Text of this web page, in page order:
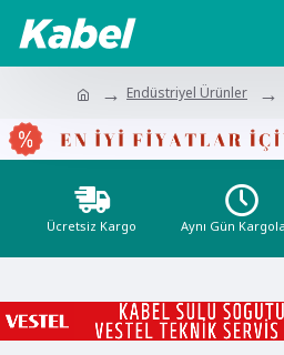
Endüstriyel Ürünler
Ücretsiz Kargo Aynı Gün